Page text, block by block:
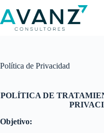
al
contenido
Política de Privacidad
POLÍTICA DE
Objetivo: